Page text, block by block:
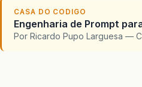
CASA DO CODIGO
Engenharia de Prompt
Por Ricardo Pupo Larguesa —